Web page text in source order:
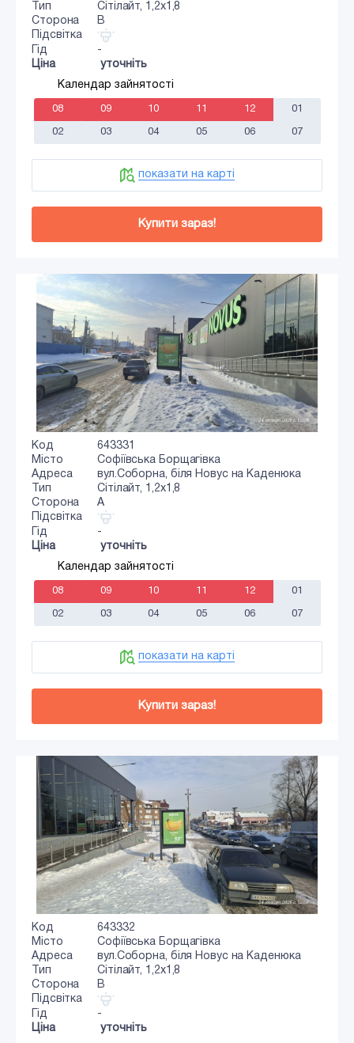
Тип
Сiтiлайт, 1,2x1,8
Сторона
B
Підсвітка
Гід
-
Ціна
уточніть
Календар зайнятості
08 09 10 11 12 01
02 03 04 05 06 07
показати на карті
Купити зараз!
Код
643331
Місто
Софіївська Борщагівка
Адреса
вул.Соборна, біля Новус на Каденюка
Тип
Сiтiлайт, 1,2x1,8
Сторона
A
Підсвітка
Гід
-
Ціна
уточніть
Календар зайнятості
08 09 10 11 12 01
02 03 04 05 06 07
показати на карті
Купити зараз!
Код
643332
Місто
Софіївська Борщагівка
Адреса
вул.Соборна, біля Новус на Каденюка
Тип
Сiтiлайт, 1,2x1,8
Сторона
B
Підсвітка
Гід
-
Ціна
уточніть